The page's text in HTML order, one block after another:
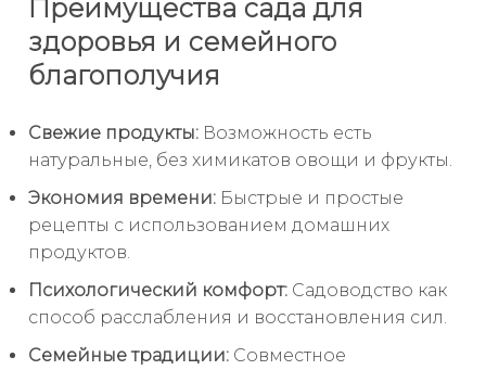
Преимущества сада для
здоровья и семейного
благополучия
Свежие продукты: Возможность есть
натуральные, без химикатов овощи и фрукты.
Экономия времени: Быстрые и простые
рецепты с использованием домашних
продуктов.
Психологический комфорт: Садоводство как
способ расслабления и восстановления сил.
Семейные традиции: Совместное